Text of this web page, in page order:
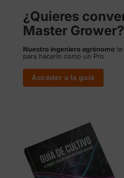
¿Quieres
Master Grower?
Nuestro ingeniero agrónomo te
para hacerlo como un Pro.
Acceder a la guía